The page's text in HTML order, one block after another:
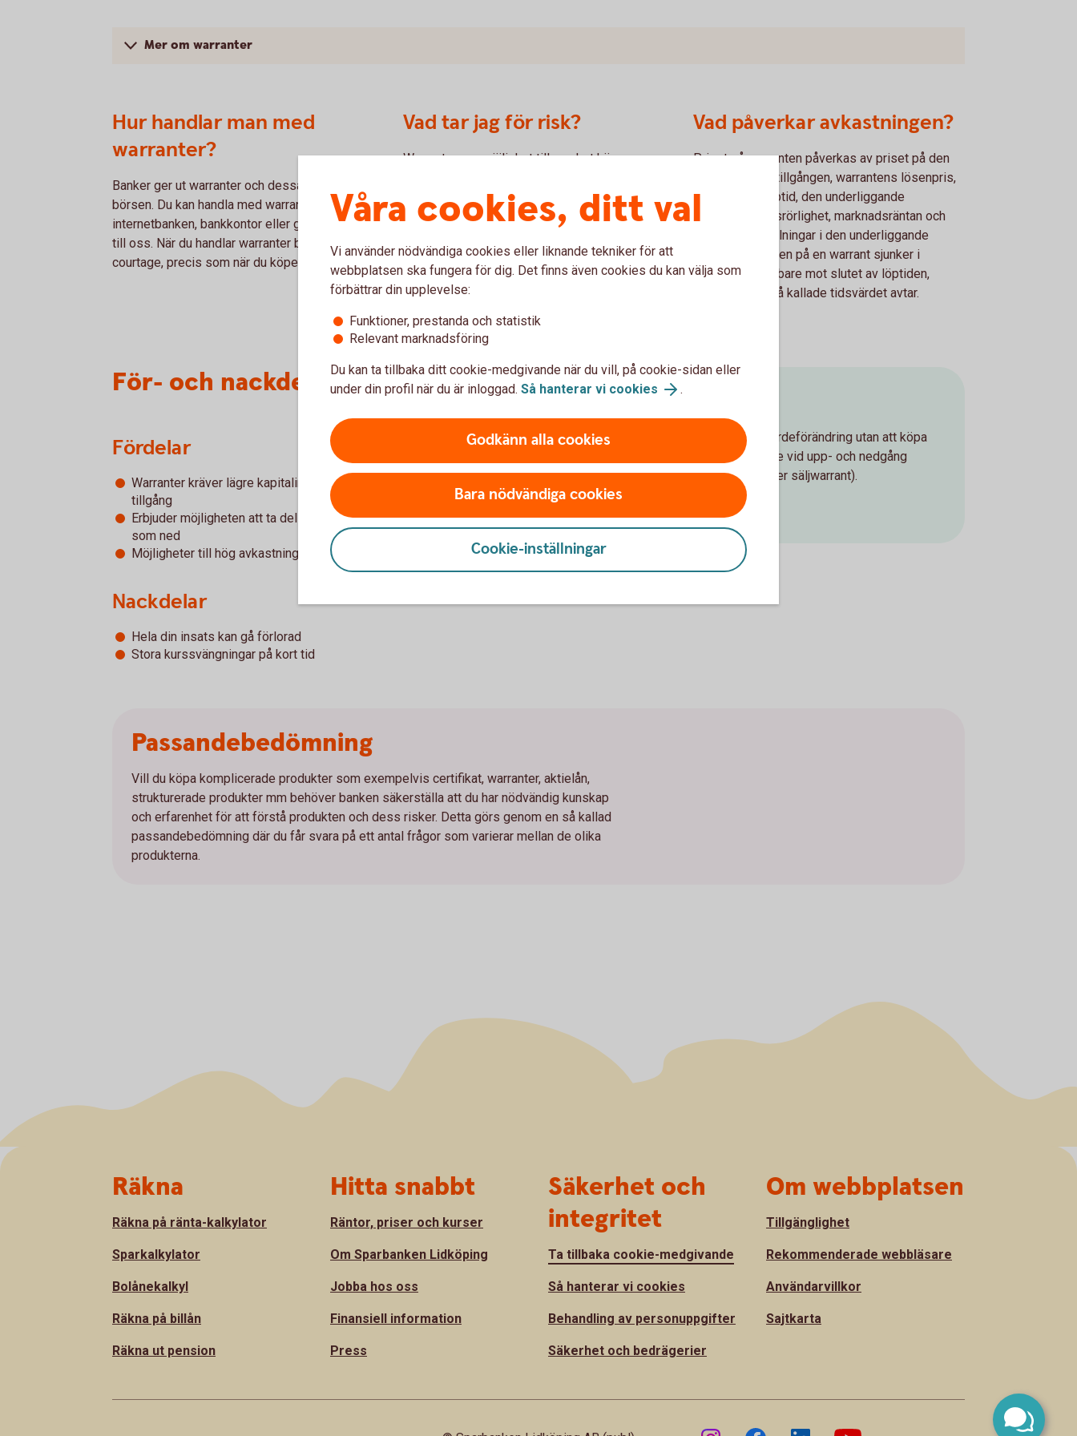
Mer om warranter
Hur handlar man med
warranter?
Banker ger ut warranter och dessa noteras på
börsen. Du kan handla med warranter via
internetbanken, bankkontor eller genom att ringa
till oss. När du handlar warranter betalar du
courtage, precis som när du köper en aktie.
Vad tar jag för risk?
Warranter ger möjlighet till mycket hög
det investerade kapitalet kan gå förlorat. Denna
så kallade hävstångseffekt kan medföra att
procentuellt större än om placeringen hade
gjorts direkt i den underliggande aktien. Mer om
de viktigaste riskerna med warranter återfinns
på länken ”Warranter” ovan.
Vad påverkar avkastningen?
Priset på warranten påverkas av priset på den
underliggande tillgången, warrantens lösenpris,
återstående löptid, den underliggande
tillgångens kursrörlighet, marknadsräntan och
eventuella utdelningar i den underliggande
tillgången. Kursen på en warrant sjunker i
allmänhet snabbare mot slutet av löptiden,
eftersom det så kallade tidsvärdet avtar.
För- och nackdelar med warranter
Fördelar
Warranter kräver lägre kapitalinsats än en investering i underliggande
tillgång
Erbjuder möjligheten att ta del av en förväntad kursrörelse, såväl upp
som ned
Möjligheter till hög avkastning på satsat kapital
Nackdelar
Hela din insats kan gå förlorad
Stora kurssvängningar på kort tid
Warranter
Med warranter tar du del av aktiers värdeförändring utan att köpa
själva aktien och kan tjäna pengar både vid upp- och nedgång
(beroende av om du köper en köp- eller säljwarrant).
Warranter
Passandebedömning
Vill du köpa komplicerade produkter som exempelvis certifikat, warranter, aktielån,
strukturerade produkter mm behöver banken säkerställa att du har nödvändig kunskap
och erfarenhet för att förstå produkten och dess risker. Detta görs genom en så kallad
passandebedömning där du får svara på ett antal frågor som varierar mellan de olika
produkterna.
Våra cookies, ditt val
Vi använder nödvändiga cookies eller liknande tekniker för att
webbplatsen ska fungera för dig. Det finns även cookies du kan välja som
förbättrar din upplevelse:
Funktioner, prestanda och statistik
Relevant marknadsföring
Du kan ta tillbaka ditt cookie-medgivande när du vill, på cookie-sidan eller
under din profil när du är inloggad. Så hanterar vi cookies .
Godkänn alla cookies
Bara nödvändiga cookies
Cookie-inställningar
Räkna
Räkna på ränta-kalkylator
Sparkalkylator
Bolånekalkyl
Räkna på billån
Räkna ut pension
Hitta snabbt
Räntor, priser och kurser
Om Sparbanken Lidköping
Jobba hos oss
Finansiell information
Press
Säkerhet och
integritet
Ta tillbaka cookie-medgivande
Så hanterar vi cookies
Behandling av personuppgifter
Säkerhet och bedrägerier
Om webbplatsen
Tillgänglighet
Rekommenderade webbläsare
Användarvillkor
Sajtkarta